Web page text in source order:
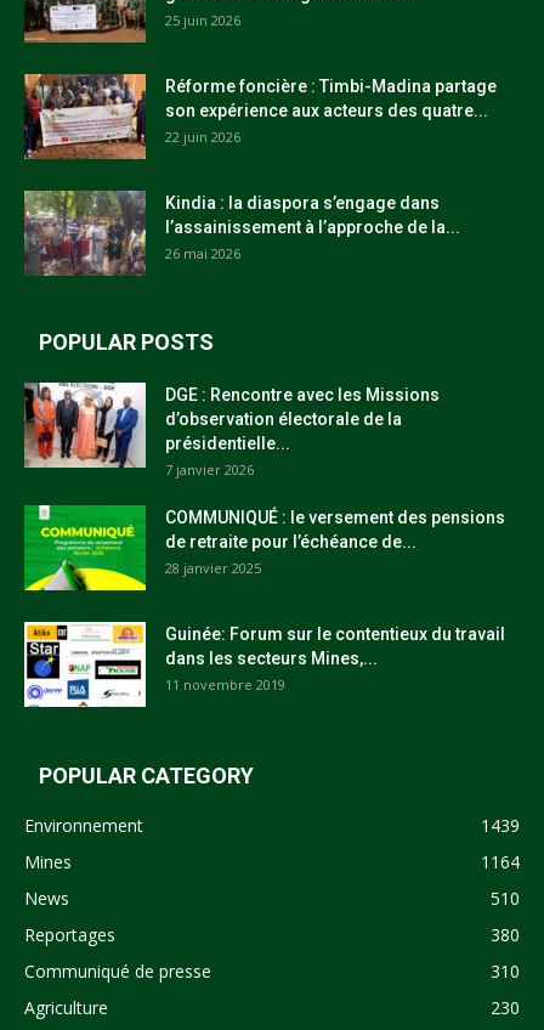
25 juin 2026
Réforme foncière : Timbi-Madina partage
son expérience aux acteurs des quatre...
22 juin 2026
Kindia : la diaspora s’engage dans
l’assainissement à l’approche de la...
26 mai 2026
POPULAR POSTS
DGE : Rencontre avec les Missions
d’observation électorale de la
présidentielle...
7 janvier 2026
COMMUNIQUÉ : le versement des pensions
de retraite pour l’échéance de...
28 janvier 2025
Guinée: Forum sur le contentieux du travail
dans les secteurs Mines,...
11 novembre 2019
POPULAR CATEGORY
Environnement
1439
Mines
1164
News
510
Reportages
380
Communiqué de presse
310
Agriculture
230